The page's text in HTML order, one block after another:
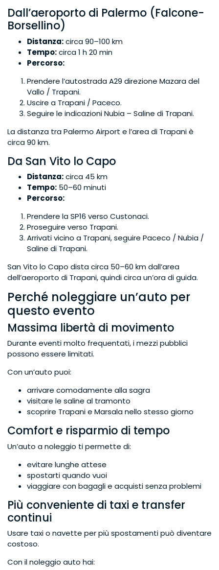
Dall’aeroporto di Palermo (Falcone-
Borsellino)
Distanza:circa 90–100 km
Tempo:circa 1 h 20 min
Percorso:
Prendere l’autostrada A29 direzione Mazara del
Vallo / Trapani.
Uscire a Trapani / Paceco.
Seguire le indicazioni Nubia – Saline di Trapani.
La distanza tra Palermo Airport e l’area di Trapani è
circa 90 km.
Da San Vito lo Capo
Distanza:circa 45 km
Tempo: 50–60 minuti
Percorso:
Prendere la SP16 verso Custonaci.
Proseguire verso Trapani.
Arrivati vicino a Trapani, seguire Paceco / Nubia /
Saline di Trapani.
San Vito lo Capo dista circa 50–60 km dall’area
dell’aeroporto di Trapani, quindi circa un’ora di guida.
Perché noleggiare un’auto per
questo evento
Massima libertà di movimento
Durante eventi molto frequentati, i mezzi pubblici
possono essere limitati.
Con un’auto puoi:
arrivare comodamente alla sagra
visitare le saline al tramonto
scoprire Trapani e Marsala nello stesso giorno
Comfort e risparmio di tempo
Un’auto a noleggio ti permette di:
evitare lunghe attese
spostarti quando vuoi
viaggiare con bagagli e acquisti senza problemi
Più conveniente di taxi e transfer
continui
Usare taxi o navette per più spostamenti può diventare
costoso.
Con il noleggio auto hai: